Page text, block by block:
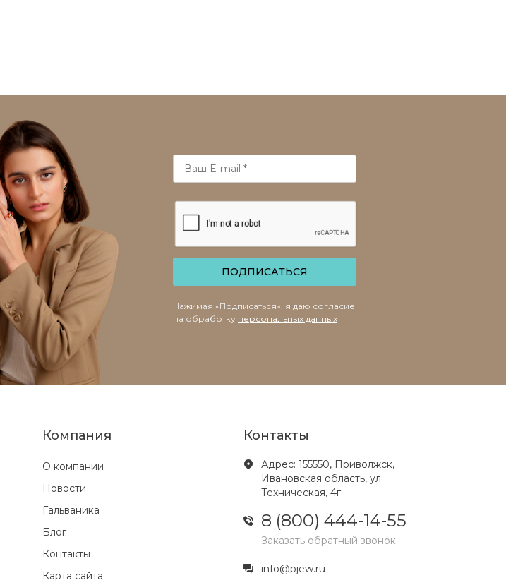
ПОДПИСАТЬСЯ
Нажимая «Подписаться», я даю согласие
на обработку персональных данных
Компания
О компании
Новости
Гальваника
Блог
Контакты
Карта сайта
Контакты
Адрес: 155550, Приволжск,
Ивановская область, ул.
Техническая, 4г
8 (800) 444-14-55
Заказать обратный звонок
info@pjew.ru